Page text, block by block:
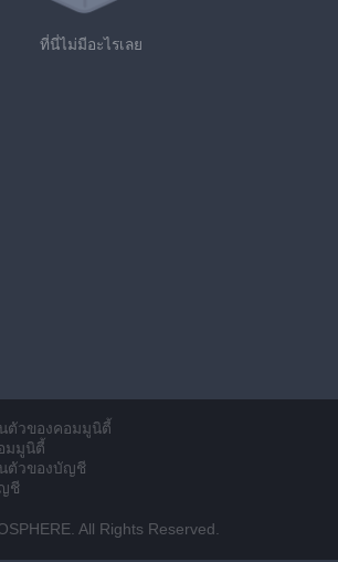
ที่นี่ไม่มีอะไรเลย
ตัวของคอมมูนิตี้
มมูนิตี้
ตัวของบัญชี
ชี
All Rights Reserved.